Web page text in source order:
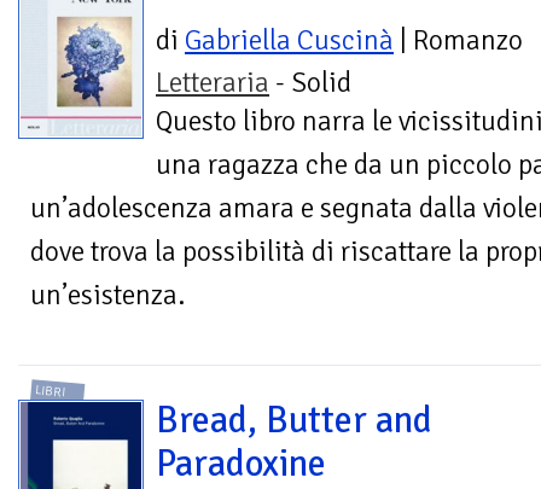
di Gabriella Cuscinà | Romanzo
Letteraria - Solid
Questo libro narra le
una ragazza che da un piccolo
un’adolescenza amara e segnata dalla
dove trova la possibilità di riscattare la
un’esistenza.
LIBRI
Bread, Butter and
Paradoxine